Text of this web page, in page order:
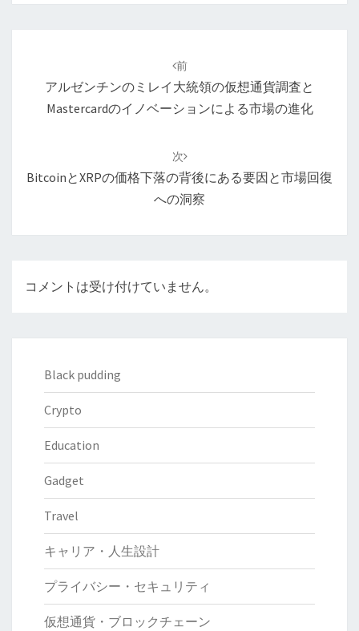
ョ
前
アルゼンチンのミレイ大統領の仮想通貨調査と
Mastercardのイノベーションによる市場の進化
次
BitcoinとXRPの価格下落の背後にある要因と市場回復
への洞察
コメントは受け付けていません。
Black pudding
Crypto
Education
Gadget
Travel
キャリア・人生設計
プライバシー・セキュリティ
仮想通貨・ブロックチェーン